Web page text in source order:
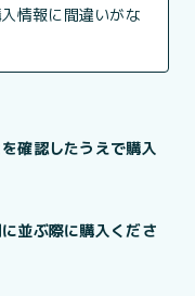
情報に間違いがな
確認したうえで購入
並ぶ際に購入くださ